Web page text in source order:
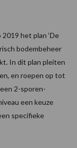
het plan ‘De
bodembeheer
In dit plan pleiten
en roepen op tot
2-sporen-
een keuze
specifieke